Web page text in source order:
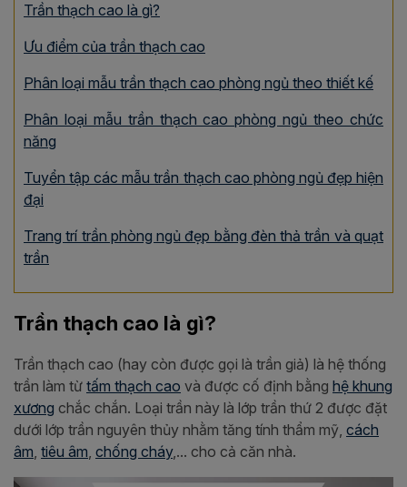
Trần thạch cao là gì?
Ưu điểm của trần thạch cao
Phân loại mẫu trần thạch cao phòng ngủ theo thiết kế
Phân loại mẫu trần thạch cao phòng ngủ theo chức
năng
Tuyển tập các mẫu trần thạch cao phòng ngủ đẹp hiện
đại
Trang trí trần phòng ngủ đẹp bằng đèn thả trần và quạt
trần
Trần thạch cao là gì?
Trần thạch cao (hay còn được gọi là trần giả) là hệ thống
trần làm từ tấm thạch cao và được cố định bằng hệ khung
xương chắc chắn. Loại trần này là lớp trần thứ 2 được đặt
dưới lớp trần nguyên thủy nhằm tăng tính thẩm mỹ, cách
âm, tiêu âm, chống cháy,... cho cả căn nhà.